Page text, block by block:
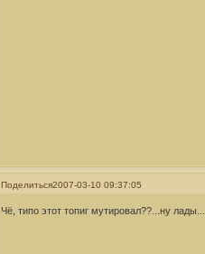
Поделиться2007-03-10 09:37:05
Чё, типо этот топиг мутировал??...ну